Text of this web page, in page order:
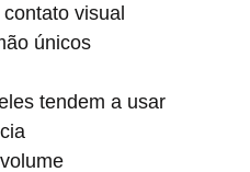
visual
únicos
tendem a usar